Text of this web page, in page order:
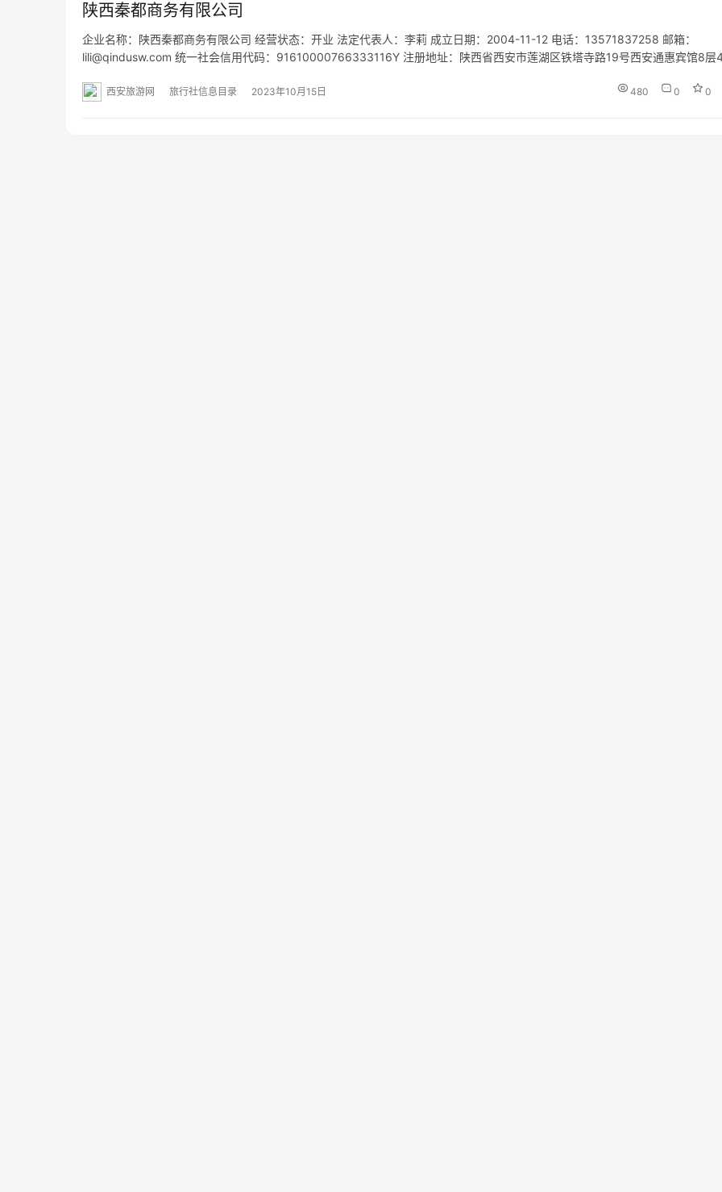
陕西秦都商务有限公司
企业名称：陕西秦都商务有限公司 经营状态：开业 法定代表人：李莉 成立日期：2004-11-12 电话：13571837258 邮箱：
lili@qindusw.com 统一社会信用代码：91610000766333116Y 注册地址：陕西省西安市莲湖区铁塔寺路19号西安通惠宾馆8层
西安旅游网 旅行社信息目录 2023年10月15日 480 0 0